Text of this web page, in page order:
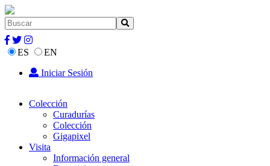
ES
EN
Iniciar Sesión
Colección
Curadurías
Colección
Gigapixel
Visita
Información general